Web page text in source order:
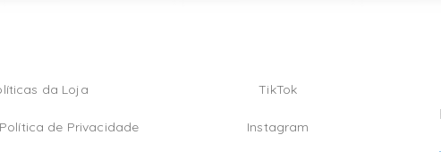
da Loja
Política de Privacidade
TikTok
Instagram